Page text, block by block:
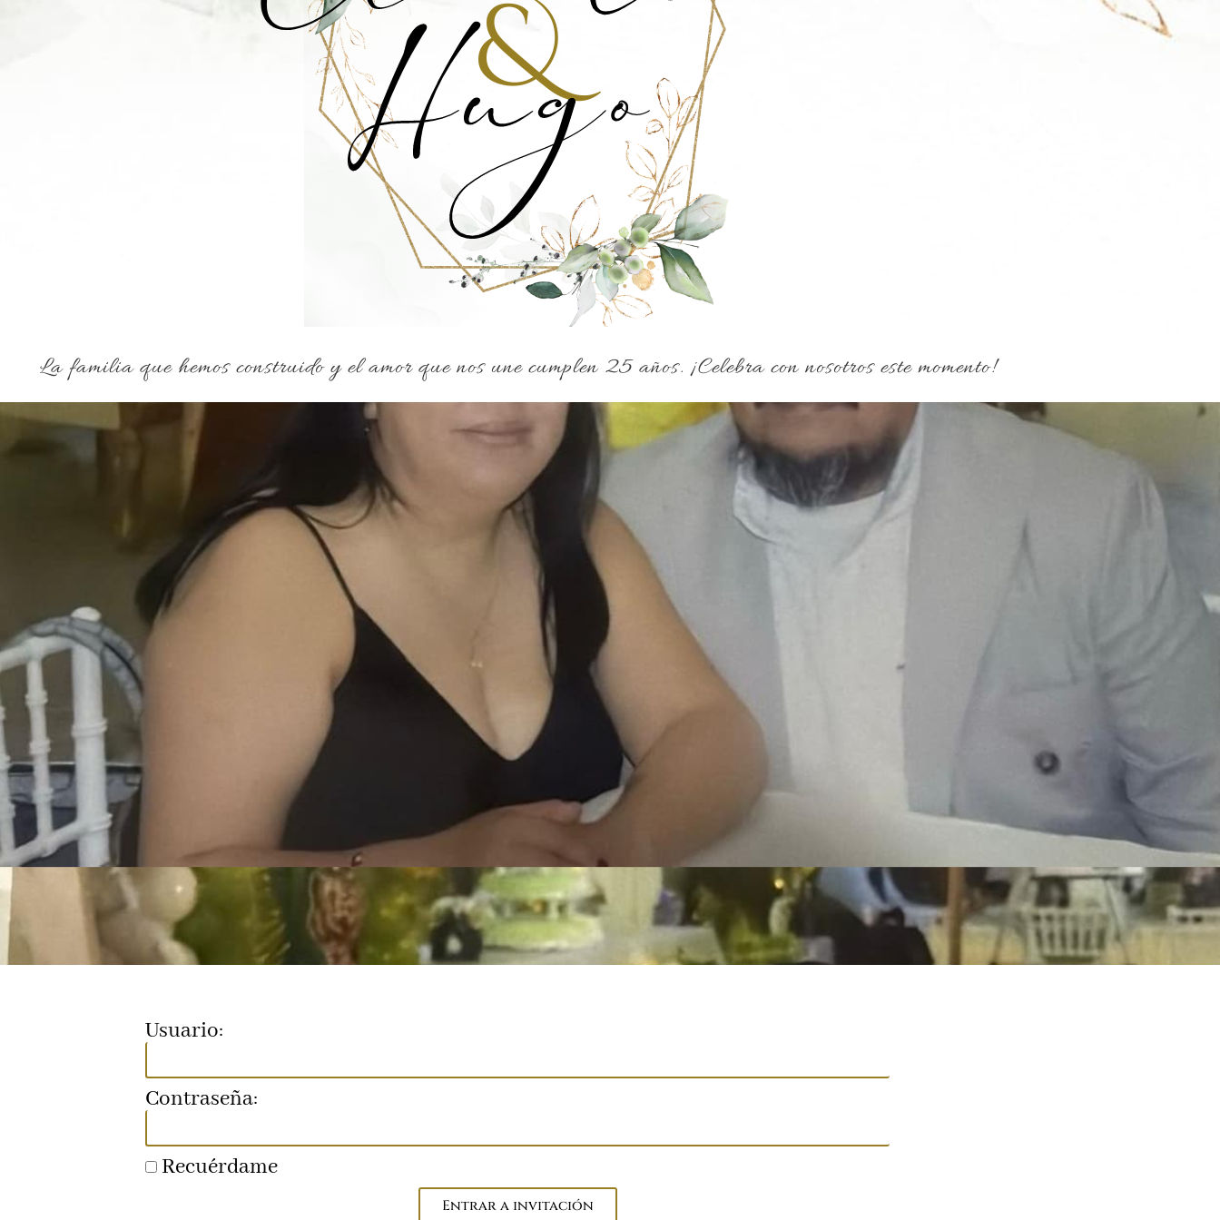
&
Hugo
La familia que hemos construido y el amor que nos une cumplen 25 años. ¡Celebra con nosotros este momento!
Usuario:
Contraseña:
Recuérdame
Entrar a invitación